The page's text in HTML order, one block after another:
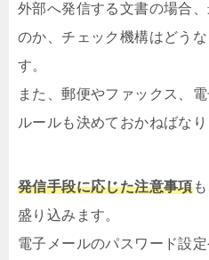
外部へ発信する文書の場合
のか、チェック機構はどう
す。
また、郵便やファックス、
ルールも決めておかねばなり
発信手段に応じた注意事項
盛り込みます。
電子メールのパスワード設